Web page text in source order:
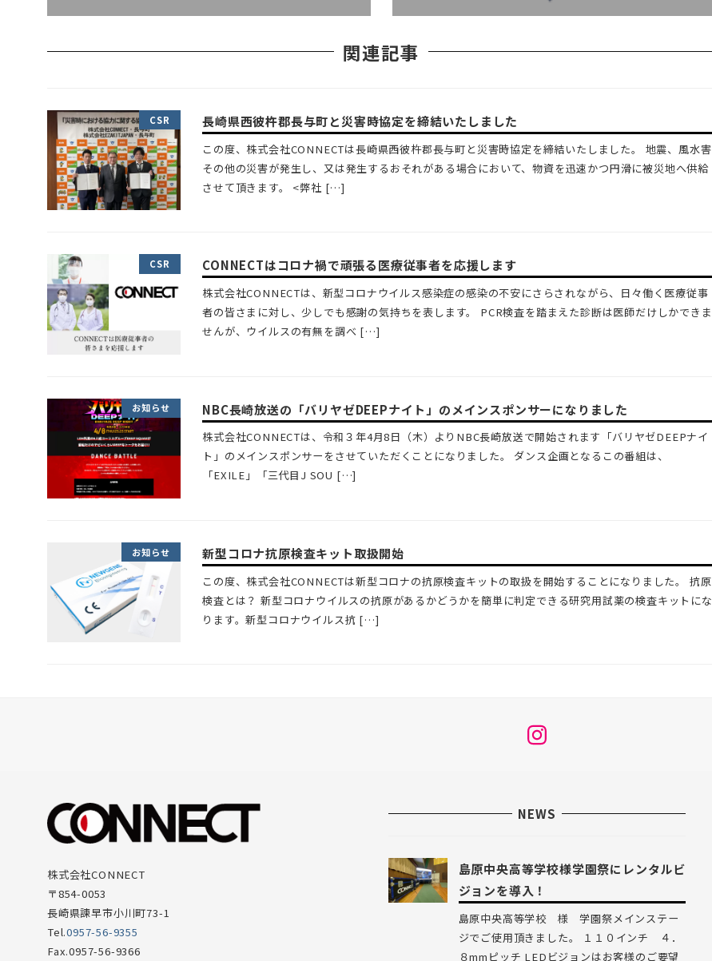
関連記事
CSR 長崎県西彼杵郡長与町と災害時協定を締結いたしました
この度、株式会社CONNECTは長崎県西彼杵郡長与町と災害時協定を締結いたしました。 地震、風水害
その他の災害が発生し、又は発生するおそれがある場合において、物資を迅速かつ円滑に被災地へ供給
させて頂きます。 <弊社 […]
CSR CONNECTはコロナ禍で頑張る医療従事者を応援します
株式会社CONNECTは、新型コロナウイルス感染症の感染の不安にさらされながら、日々働く医療従事
者の皆さまに対し、少しでも感謝の気持ちを表します。 PCR検査を踏まえた診断は医師だけしかできま
せんが、ウイルスの有無を調べ […]
お知らせ NBC長崎放送の「バリヤゼDEEPナイト」のメインスポンサーになりました
株式会社CONNECTは、令和３年4月8日（木）よりNBC長崎放送で開始されます「バリヤゼDEEPナイ
ト」のメインスポンサーをさせていただくことになりました。 ダンス企画となるこの番組は、
「EXILE」「三代目J SOU […]
お知らせ 新型コロナ抗原検査キット取扱開始
この度、株式会社CONNECTは新型コロナの抗原検査キットの取扱を開始することになりました。 抗原
検査とは？ 新型コロナウイルスの抗原があるかどうかを簡単に判定できる研究用試薬の検査キットにな
ります。新型コロナウイルス抗 […]
メ
項
株式会社CONNECT
〒854-0053
長崎県諫早市小川町73-1
Tel.0957-56-9355
Fax.0957-56-9366
NEWS
島原中央高等学校様学園祭にレンタルビ
ジョンを導入！
島原中央高等学校 様 学園祭メインステー
ジでご使用頂きました。 １１０インチ ４．
８mmピッチ LEDビジョンはお客様のご要望